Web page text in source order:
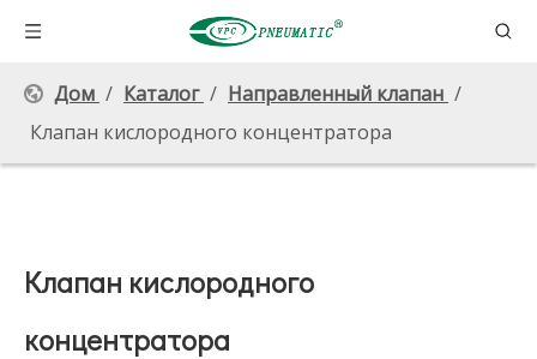
Дом / Каталог / Направленный клапан /
Клапан кислородного концентратора
Клапан кислородного
концентратора